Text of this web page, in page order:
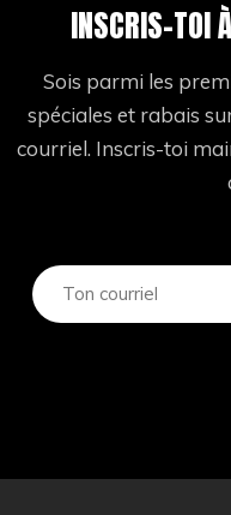
INSCRIS-TOI
Sois parmi les
spéciales et rabais
courriel. Inscris-toi